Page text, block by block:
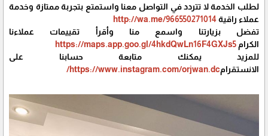
لطلب الخدمة لا تتردد في التواصل معنا واستمتع بتجربة ممتازة وخدمة
عملاء راقيةhttp://wa.me/966550271014
تفضل بزيارتنا واسمع منا وأقرأ تقييمات عملاءنا
الكرامhttps://maps.app.goo.gl/4hkdQwLn16F4GXJs5
للمزيد يمكنك متابعة حسابنا على
الانستقرامhttps://www.instagram.com/orjwan.dc/